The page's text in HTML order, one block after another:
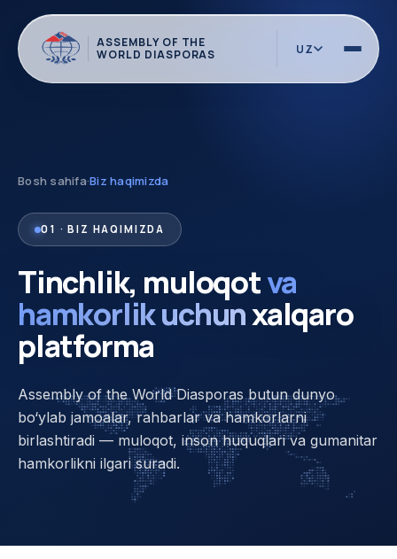
ASSEMBLY OF THE
WORLD DIASPORAS
UZ
Bosh sahifa·Biz haqimizda
01 · BIZ HAQIMIZDA
Tinchlik, muloqotva
hamkorlik uchunxalqaro
platforma
Assembly of the World Diasporas butun dunyo
bo‘ylab jamoalar, rahbarlar va hamkorlarni
birlashtiradi — muloqot, inson huquqlari va gumanitar
hamkorlikni ilgari suradi.